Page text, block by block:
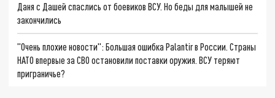
Даня с Дашей спаслись от боевиков ВСУ. Но беды для малышей не
закончились
"Очень плохие новости": Большая ошибка Palantir в России. Страны
НАТО впервые за СВО остановили поставки оружия. ВСУ теряют
приграничье?